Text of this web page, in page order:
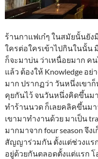
ร้านกาแฟเก๋ๆ ในสมัยนั้นยั
ใครต่อใครเข้าไปกินในนั้น
ก็จะมาบ่น ว่าเหนื่อยมาก ค
แล้ว ต้องให้ Knowledge อย่
มาก ปรากฏว่า วันหนึ่งเขา
คุยกันไว้ จนวันหนึ่งคิดขึ้นมา
ทำร้านนวด ก็เลยคลิคขึ้นมา
เขามาทำงานด้วย มาเป็น
มากมาจาก four season จึง
สัญญาร่วมกัน ตั้งแต่ช่วงแร
อยู่ด้วยกันตลอดตั้งแต่แรก